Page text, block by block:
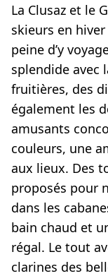
La Clusaz et le
skieurs en
peine d’y
splendide avec
fruitières, des
également les
amusants
couleurs, une
aux lieux. Des
proposés pour
dans les
bain chaud et
régal. Le tout
clarines des